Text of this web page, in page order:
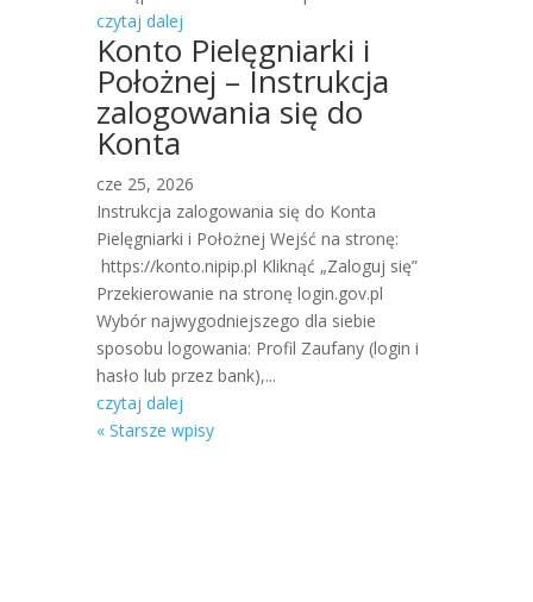
czytaj dalej
Konto Pielęgniarki i
Położnej – Instrukcja
zalogowania się do
Konta
cze 25, 2026
Instrukcja zalogowania się do Konta
Pielęgniarki i Położnej Wejść na stronę:
https://konto.nipip.pl Kliknąć „Zaloguj się”
Przekierowanie na stronę login.gov.pl
Wybór najwygodniejszego dla siebie
sposobu logowania: Profil Zaufany (login i
hasło lub przez bank),...
czytaj dalej
« Starsze wpisy